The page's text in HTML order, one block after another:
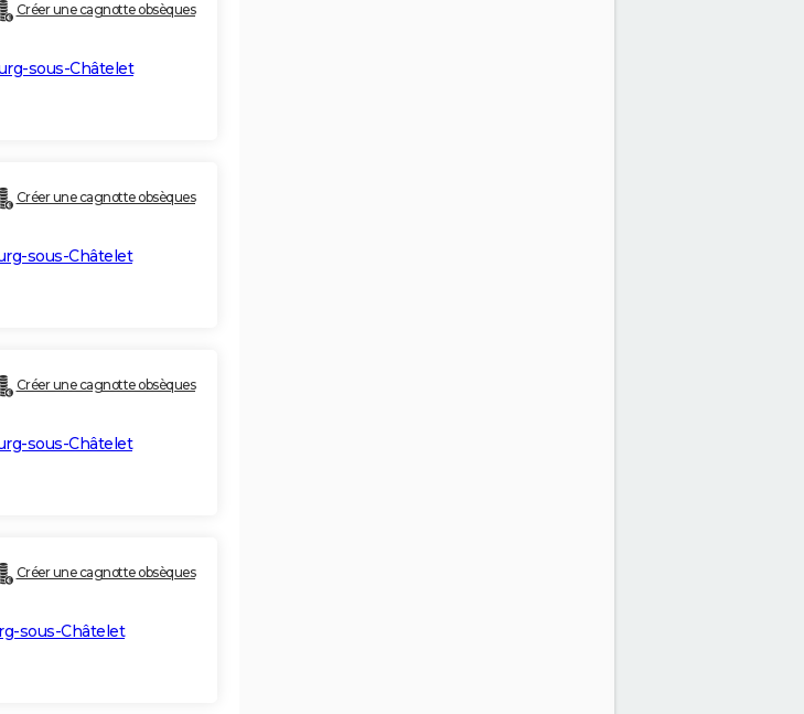
Créer une cagnotte obsèques
sous-Châtelet
Créer une cagnotte obsèques
sous-Châtelet
Créer une cagnotte obsèques
sous-Châtelet
Créer une cagnotte obsèques
sous-Châtelet